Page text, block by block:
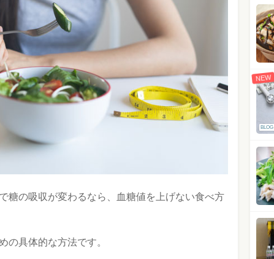
糖の吸収が変わるなら、血糖値を上げない食べ方
の具体的な方法です。
NEW
BLOG